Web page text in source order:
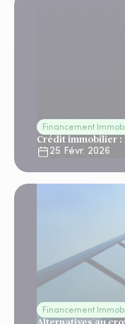
Financement
Crédit immobilier :
25 Févr. 2026
Financement